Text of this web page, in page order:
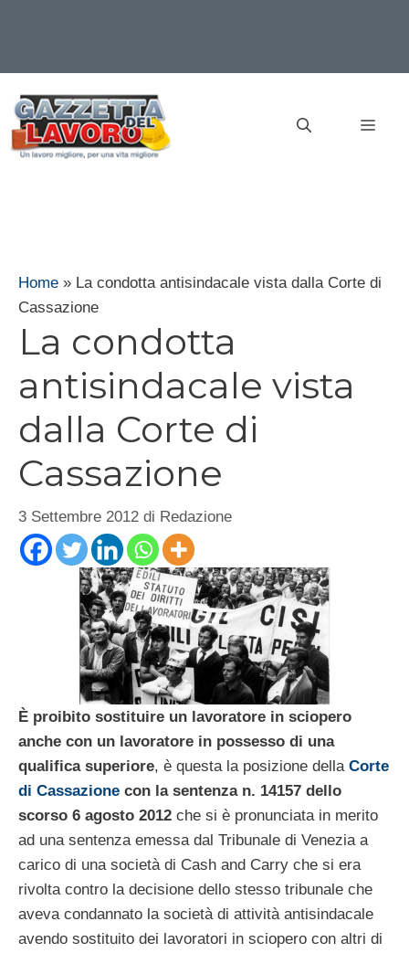
contenuto
Home » La condotta antisindacale vista dalla Corte di
Cassazione
La condotta
antisindacale vista
dalla Corte di
Cassazione
3 Settembre 2012 di Redazione
È proibito sostituire un lavoratore in sciopero
anche con un lavoratore in possesso di una
qualifica superiore, è questa la posizione della Corte
di Cassazione con la sentenza n. 14157 dello
scorso 6 agosto 2012 che si è pronunciata in merito
ad una sentenza emessa dal Tribunale di Venezia a
carico di una società di Cash and Carry che si era
rivolta contro la decisione dello stesso tribunale che
aveva condannato la società di attività antisindacale
avendo sostituito dei lavoratori in sciopero con altri di